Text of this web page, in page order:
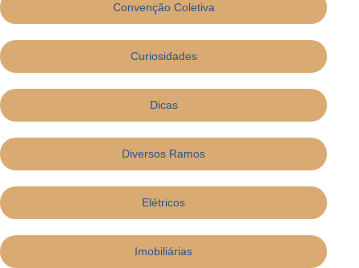
Convenção Coletiva
Curiosidades
Dicas
Diversos Ramos
Elétricos
Imobiliárias